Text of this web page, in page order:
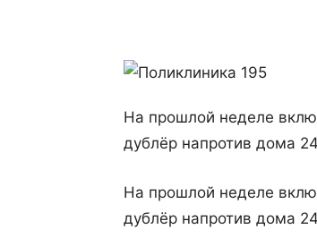
На прошлой неделе
дублёр напротив дома
На прошлой неделе
дублёр напротив дома